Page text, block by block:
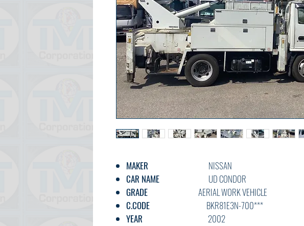
MAKER
NISSAN
CAR NAME
UD CONDOR
GRADE AERIAL WORK VEHICLE
C.CODE
BKR81E3N-700***
YEAR
2002